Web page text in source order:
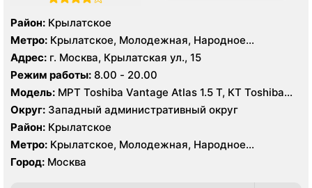
Район: Крылатское
Метро: Крылатское, Молодежная, Народное
Ополчение
Адрес: г. Москва, Крылатская ул., 15
Режим работы: 8.00 - 20.00
Модель: МРТ Toshiba Vantage Atlas 1.5 Т, КТ Toshiba
Aquilion 64 среза, УЗИ Toshiba Aplio 500
Округ: Западный административный округ
Район: Крылатское
Метро: Крылатское, Молодежная, Народное
Ополчение
Город: Москва